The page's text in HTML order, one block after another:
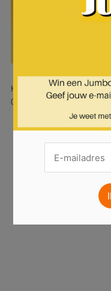
Hier is pagina 1 van 19
08.01.2025 tot 14.01.2025.